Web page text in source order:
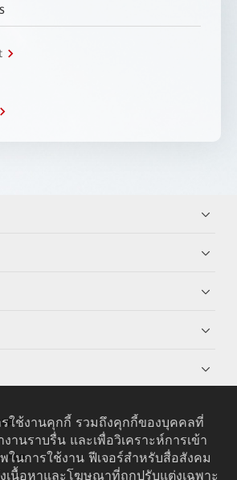
App
รใช้งานคุกกี้ รวมถึงคุกกี้ของบุคคลที่
านราบรื่น และเพื่อวิเคราะห์การเข้า
ในการใช้งาน ฟีเจอร์สำหรับสื่อสังคม
เนื้อหาและโฆษณาที่ถูกปรับแต่งเฉพาะ